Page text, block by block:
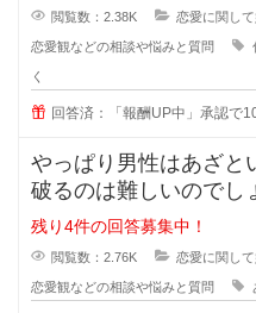
閲覧数：2.38K 恋愛に関し
恋愛観などの相談や悩みと質問
く
回答済：「報酬UP中」承認で
やっぱり男性はあざと
破るのは難しいのでし
いうとちょっと隙を見
残り4件の回答募集中！
閲覧数：2.76K 恋愛に関し
恋愛観などの相談や悩みと質問